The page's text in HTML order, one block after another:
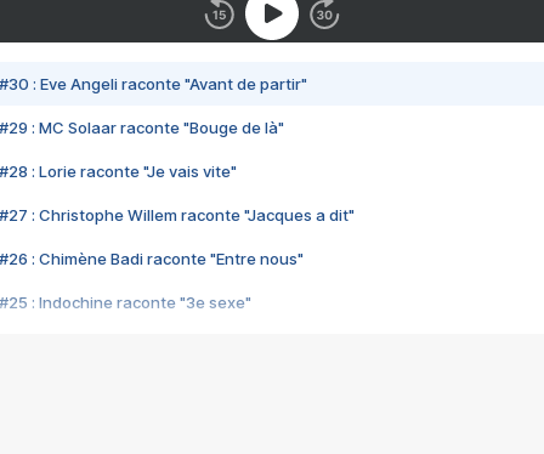
#30 : Eve Angeli raconte "Avant de partir"
#29 : MC Solaar raconte "Bouge de là"
#28 : Lorie raconte "Je vais vite"
#27 : Christophe Willem raconte "Jacques a dit"
#26 : Chimène Badi raconte "Entre nous"
#25 : Indochine raconte "3e sexe"